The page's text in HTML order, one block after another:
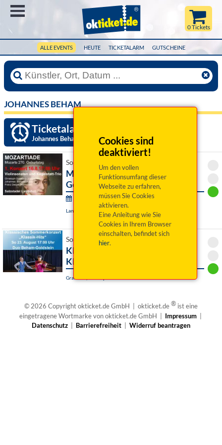
ALLE EVENTS HEUTE TICKETALARM GUTSCHEINE
0 Tickets
Cookies sind
deaktiviert!
Um den vollen
Funktionsumfang dieser
Webseite zu erfahren,
müssen Sie Cookies
aktivieren.
Eine Anleitung wie Sie
Cookies in Ihrem Browser
einschalten, befindet sich
hier.
JOHANNES BEHAM
Ticketalarm einrichten »
Johannes Beham
So 16. August 2026 17:00 Uhr
Mozartiade. Mozarts 270.
Geburtstag Konzert 1
Mozartiade Mozarts 270. Geburtstag:
Landshut, Salzstadel
So 23. August 2026 17:00 Uhr
Klassisches Sommerkonzert -
Klassik Hits
Grafenau, Kulturpavillon
© 2026 Copyright okticket.de GmbH | okticket.de® ist eine
eingetragene Wortmarke von okticket.de GmbH | Impressum|
Datenschutz
Barrierefreiheit Widerruf beantragen